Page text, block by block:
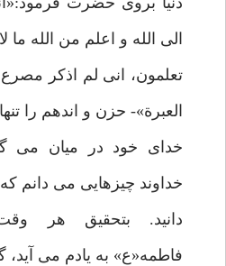
الی الله و اعلم من الله ما لا
تعلمون، انی لم اذکر مصرع
العبرة»- حزن و اندهم را تنها
خدای خود در میان می
خداوند چیزهایی می دانم
دانید. بتحقیق هر
فاطمه«ع» به یادم می آید،